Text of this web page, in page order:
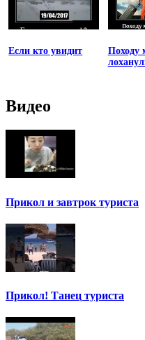
Если кто увидит
Походу
Видео
Прикол и завтрок туриста
Прикол! Танец туриста